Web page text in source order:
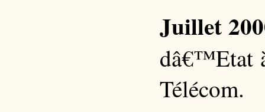
Juillet
dâ€™Etat
Télécom.